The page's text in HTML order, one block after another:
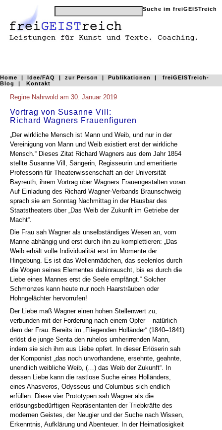
Home | Idee/FAQ | zur Person | Publikationen | freiGEISTreich-
Blog
| Kontakt
Regine Nahrwold am 30. Januar 2019
Vortrag von Susanne Vill:
Richard Wagners Frauenfiguren
„Der wirkliche Mensch ist Mann und Weib, und nur in der
Vereinigung von Mann und Weib existiert erst der wirkliche
Mensch.“ Dieses Zitat Richard Wagners aus dem Jahr 1854
stellte Susanne Vill, Sängerin, Regisseurin und emeritierte
Professorin für Theaterwissenschaft an der Universität
Bayreuth, ihrem Vortrag über Wagners Frauengestalten voran.
Auf Einladung des Richard Wagner-Verbands Braunschweig
sprach sie am Sonntag Nachmittag in der Hausbar des
Staatstheaters über „Das Weib der Zukunft im Getriebe der
Macht“.
Die Frau sah Wagner als unselbständiges Wesen an, vom
Manne abhängig und erst durch ihn zu komplettieren: „Das
Weib erhält volle Individualität erst im Momente der
Hingebung. Es ist das Wellenmädchen, das seelenlos durch
die Wogen seines Elementes dahinrauscht, bis es durch die
Liebe eines Mannes erst die Seele empfängt.“ Solcher
Schmonzes kann heute nur noch Haarsträuben oder
Hohngelächter hervorrufen!
Der Liebe maß Wagner einen hohen Stellenwert zu,
verbunden mit der Forderung nach einem Opfer – natürlich
dem der Frau. Bereits im „Fliegenden Holländer“ (1840–1841)
erlöst die junge Senta den ruhelos umherirrenden Mann,
indem sie sich ihm aus Liebe opfert. In dieser Erlöserin sah
der Komponist „das noch unvorhandene, ersehnte, geahnte,
unendlich weibliche Weib, (…) das Weib der Zukunft“. In
dessen Liebe kann die rastlose Suche eines Holländers,
eines Ahasveros, Odysseus und Columbus sich endlich
erfüllen. Diese vier Prototypen sah Wagner als die
erlösungsbedürftigen Repräsentanten der Triebkräfte des
modernen Geistes, der Neugier und der Suche nach Wissen,
Erkenntnis, Aufklärung und Abenteuer. In der Heimatlosigkeit